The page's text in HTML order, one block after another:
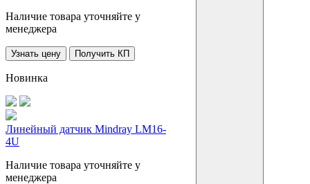
Наличие товара уточняйте у
менеджера
Узнать цену Получить КП
Новинка
Линейный датчик Mindray LM16-
4U
Наличие товара уточняйте у
менеджера